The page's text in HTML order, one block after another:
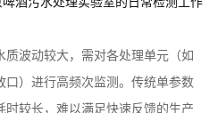
质波动较大，需对各处理单元（如
）进行高频次监测。传统单参数
较长，难以满足快速反馈的生产